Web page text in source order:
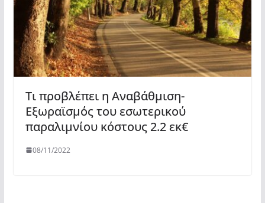
Τι προβλέπει η Αναβάθμιση-
Εξωραϊσμός του εσωτερικού
παραλιμνίου κόστους 2.2 εκ€
08/11/2022